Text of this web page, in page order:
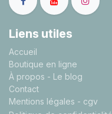
Liens utiles
Accueil
Boutique en ligne
À propos - Le blog
Contact
Mentions légales - cgv